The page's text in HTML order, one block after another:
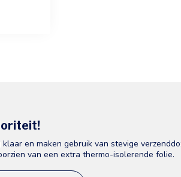
en maken gebruik van stevige
van een extra thermo-isolerende folie.